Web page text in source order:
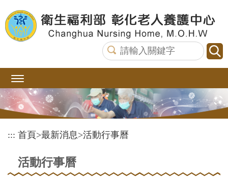
到
主
::: 首頁>最新消息>活動行事曆
活動行事曆